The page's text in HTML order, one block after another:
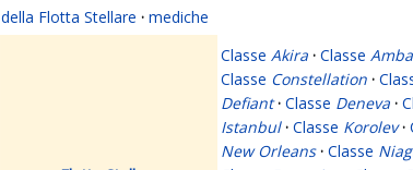
della Flotta Stellare · mediche
Classe Akira · Classe
Classe Constellation ·
Defiant · Classe Deneva ·
Istanbul · Classe Korolev ·
New Orleans · Classe